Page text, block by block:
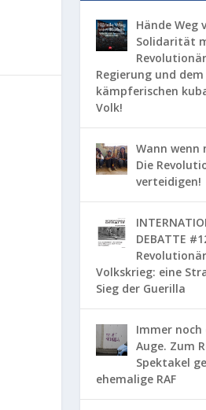
Hände Weg
Solidarität
Regierung und dem
kämpferischen
Volk!
Wann
Die
verteidigen!
DEBATTE
Volkskrieg: eine
Sieg der Guerilla
Immer noch
Auge. Zum
Spektakel
ehemalige RAF